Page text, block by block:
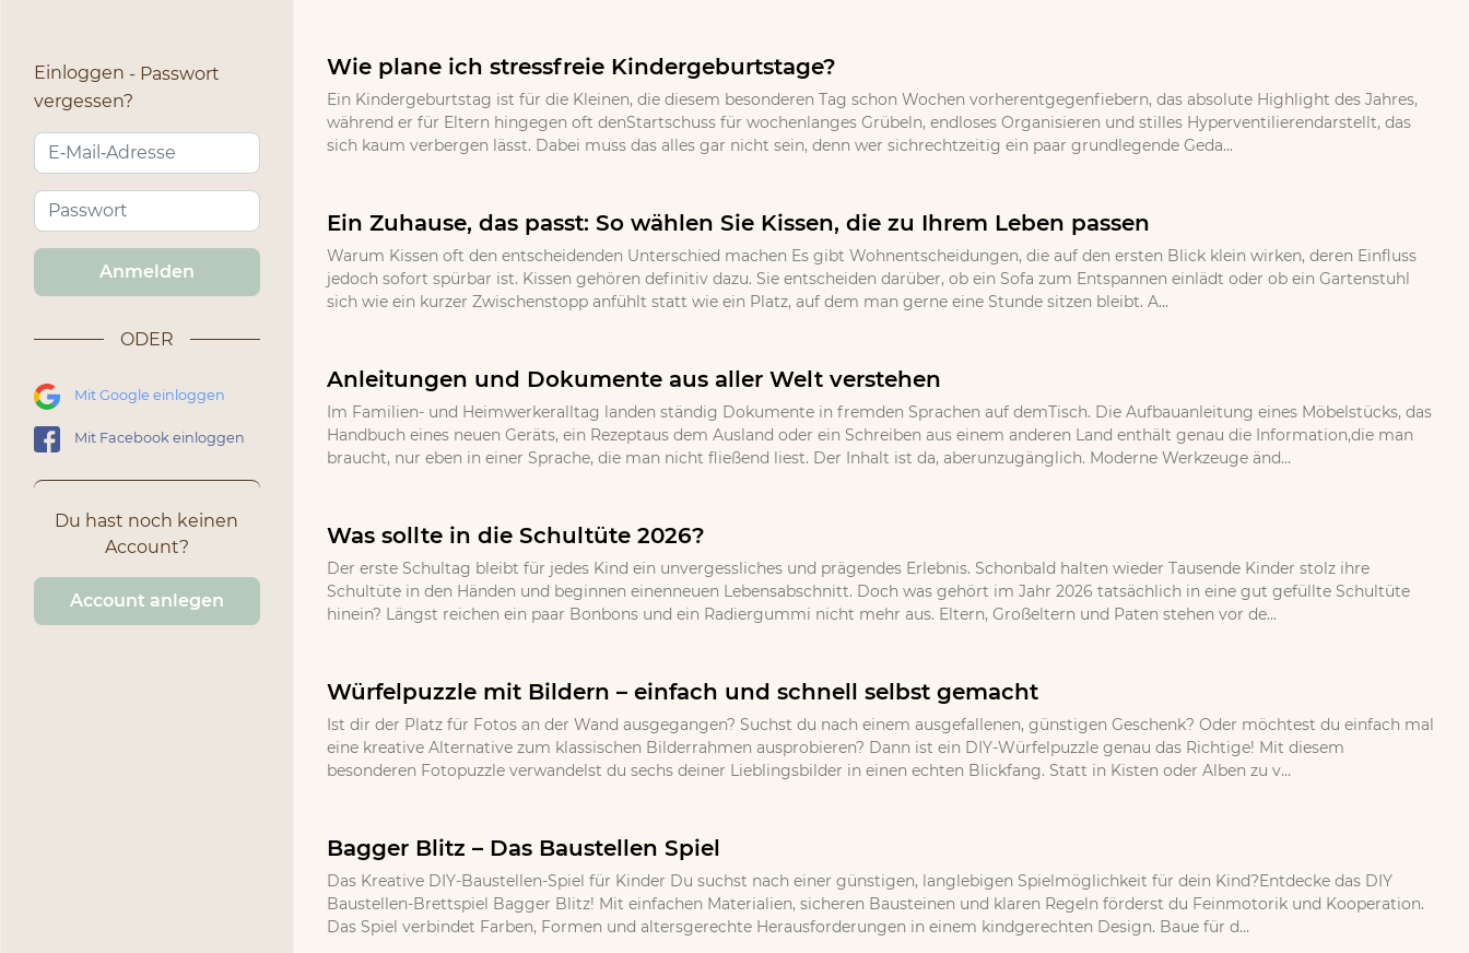
Einloggen
Passwort
vergessen?
Anmelden
ODER
Mit Google einloggen
Mit Facebook einloggen
Du hast noch keinen
Account?
Account anlegen
Wie plane ich stressfreie Kindergeburtstage?
Ein Kindergeburtstag ist für die Kleinen, die diesem besonderen Tag schon Wochen vorherentgegenfiebern, das absolute Highlight des Jahres,
während er für Eltern hingegen oft denStartschuss für wochenlanges Grübeln, endloses Organisieren und stilles Hyperventilierendarstellt, das
sich kaum verbergen lässt. Dabei muss das alles gar nicht sein, denn wer sichrechtzeitig ein paar grundlegende Geda...
Ein Zuhause, das passt: So wählen Sie Kissen, die zu Ihrem Leben passen
Warum Kissen oft den entscheidenden Unterschied machen Es gibt Wohnentscheidungen, die auf den ersten Blick klein wirken, deren Einfluss
jedoch sofort spürbar ist. Kissen gehören definitiv dazu. Sie entscheiden darüber, ob ein Sofa zum Entspannen einlädt oder ob ein Gartenstuhl
sich wie ein kurzer Zwischenstopp anfühlt statt wie ein Platz, auf dem man gerne eine Stunde sitzen bleibt. A...
Anleitungen und Dokumente aus aller Welt verstehen
Im Familien- und Heimwerkeralltag landen ständig Dokumente in fremden Sprachen auf demTisch. Die Aufbauanleitung eines Möbelstücks, das
Handbuch eines neuen Geräts, ein Rezeptaus dem Ausland oder ein Schreiben aus einem anderen Land enthält genau die Information,die man
braucht, nur eben in einer Sprache, die man nicht fließend liest. Der Inhalt ist da, aberunzugänglich. Moderne Werkzeuge änd...
Was sollte in die Schultüte 2026?
Der erste Schultag bleibt für jedes Kind ein unvergessliches und prägendes Erlebnis. Schonbald halten wieder Tausende Kinder stolz ihre
Schultüte in den Händen und beginnen einenneuen Lebensabschnitt. Doch was gehört im Jahr 2026 tatsächlich in eine gut gefüllte Schultüte
hinein? Längst reichen ein paar Bonbons und ein Radiergummi nicht mehr aus. Eltern, Großeltern und Paten stehen vor de...
Würfelpuzzle mit Bildern – einfach und schnell selbst gemacht
Ist dir der Platz für Fotos an der Wand ausgegangen? Suchst du nach einem ausgefallenen, günstigen Geschenk? Oder möchtest du einfach mal
eine kreative Alternative zum klassischen Bilderrahmen ausprobieren? Dann ist ein DIY-Würfelpuzzle genau das Richtige! Mit diesem
besonderen Fotopuzzle verwandelst du sechs deiner Lieblingsbilder in einen echten Blickfang. Statt in Kisten oder Alben zu v...
Bagger Blitz – Das Baustellen Spiel
Das Kreative DIY-Baustellen-Spiel für Kinder Du suchst nach einer günstigen, langlebigen Spielmöglichkeit für dein Kind?Entdecke das DIY
Baustellen-Brettspiel Bagger Blitz! Mit einfachen Materialien, sicheren Bausteinen und klaren Regeln förderst du Feinmotorik und Kooperation.
Das Spiel verbindet Farben, Formen und altersgerechte Herausforderungen in einem kindgerechten Design. Baue für d...